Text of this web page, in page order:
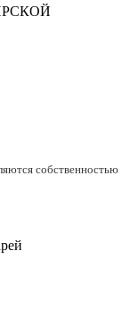
собственностью